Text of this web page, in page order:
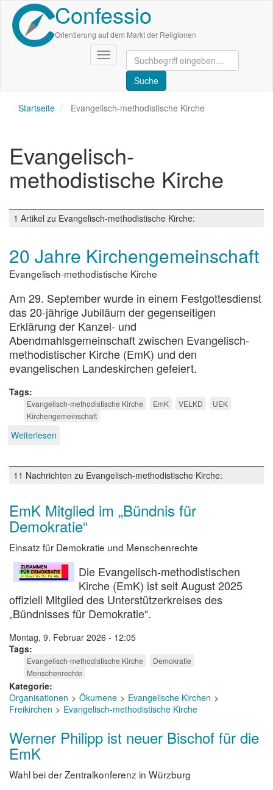
Direkt
zum
Inhalt
Confessio
Orientierung auf dem Markt der Religionen
Navigation
aktivieren/deaktivieren
Startseite Evangelisch-methodistische Kirche
Evangelisch-
methodistische Kirche
1 Artikel zu Evangelisch-methodistische Kirche:
20 Jahre Kirchengemeinschaft
Evangelisch-methodistische Kirche
Am 29. September wurde in einem Festgottesdienst
das 20-jährige Jubiläum der gegenseitigen
Erklärung der Kanzel- und
Abendmahlsgemeinschaft zwischen Evangelisch-
methodistischer Kirche (EmK) und den
evangelischen Landeskirchen gefeiert.
Tags
Evangelisch-methodistische Kirche EmK VELKD
UEK
Kirchengemeinschaft
Weiterlesen
Kirchengemeinschaft
11 Nachrichten zu Evangelisch-methodistische Kirche:
EmK Mitglied im „Bündnis für
Demokratie“
Einsatz für Demokratie und Menschenrechte
Die Evangelisch-methodistischen
Kirche (EmK) ist seit August 2025
offiziell Mitglied des Unterstützerkreises des
„Bündnisses für Demokratie“.
Montag, 9. Februar 2026 - 12:05
Tags
Evangelisch-methodistische Kirche
Demokratie
Menschenrechte
Kategorie
Organisationen
Ökumene
Evangelische Kirchen
Freikirchen
Evangelisch-methodistische Kirche
Werner Philipp ist neuer Bischof für die
EmK
Wahl bei der Zentralkonferenz in Würzburg